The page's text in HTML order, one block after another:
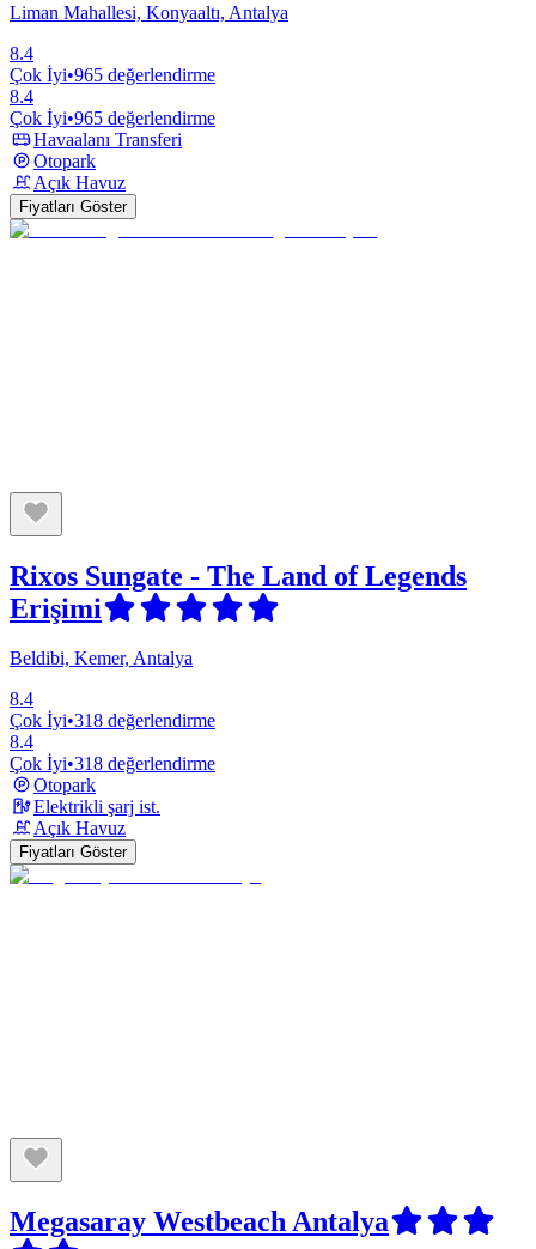
Liman Mahallesi, Konyaaltı, Antalya
8.4
Çok İyi•965 değerlendirme
8.4
Çok İyi•965 değerlendirme
Havaalanı Transferi
Otopark
Açık Havuz
Fiyatları Göster
Rixos Sungate - The Land of Legends
Erişimi
Beldibi, Kemer, Antalya
8.4
Çok İyi•318 değerlendirme
8.4
Çok İyi•318 değerlendirme
Otopark
Elektrikli şarj ist.
Açık Havuz
Fiyatları Göster
Megasaray Westbeach Antalya